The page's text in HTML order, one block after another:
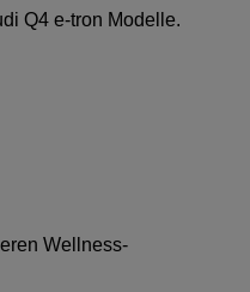
Q4 e-tron Modelle.
Wellness-